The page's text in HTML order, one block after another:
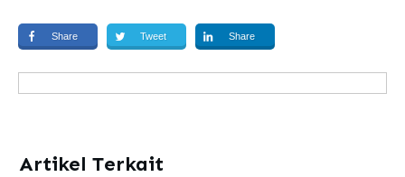
Share Tweet Share
Artikel Terkait